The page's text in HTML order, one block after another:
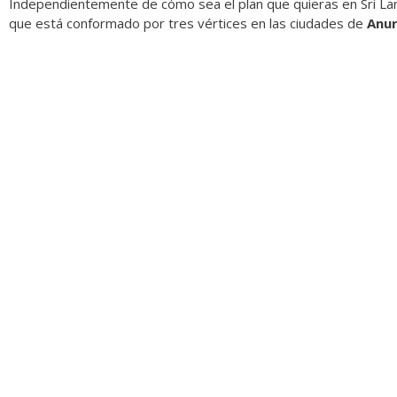
que está conformado por tres vértices en las ciudades de